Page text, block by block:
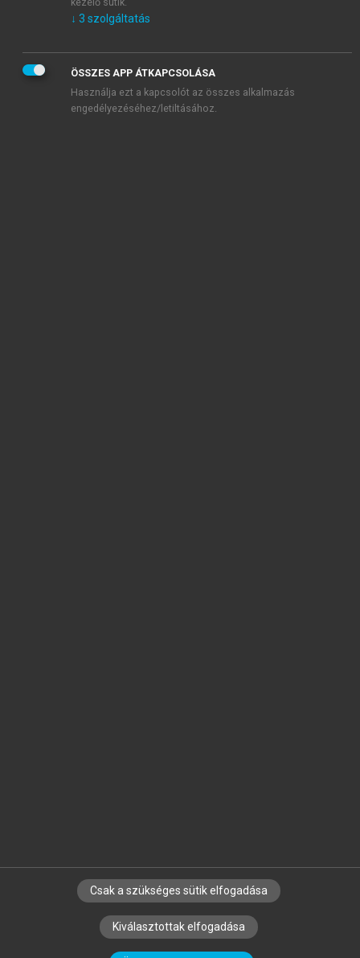
KIPRÓBÁLOM
SZERZŐKNEK CÉGEKNEK KÖNYVTÁROSOKNAK
SZERKESZTÉSI ÉS LEKTORÁLÁSI ALAPELVEK
↓ 3 szolgáltatás
ÖSSZES APP ÁTKAPCSOLÁSA
Használja ezt a kapcsolót az összes alkalmazás
engedélyezéséhez/letiltásához.
Csak a szükséges sütik elfogadása
Kiválasztottak elfogadása